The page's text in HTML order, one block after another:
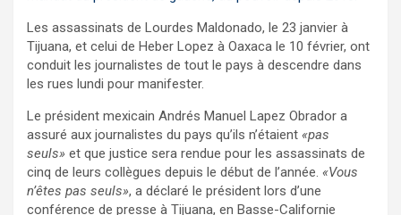
Les assassinats de Lourdes Maldonado, le 23 janvier à
Tijuana, et celui de Heber Lopez à Oaxaca le 10 février, ont
conduit les journalistes de tout le pays à descendre dans
les rues lundi pour manifester.
Le président mexicain Andrés Manuel Lapez Obrador a
assuré aux journalistes du pays qu’ils n’étaient «pas
seuls» et que justice sera rendue pour les assassinats de
cinq de leurs collègues depuis le début de l’année. «Vous
n’êtes pas seuls», a déclaré le président lors d’une
conférence de presse à Tijuana, en Basse-Californie